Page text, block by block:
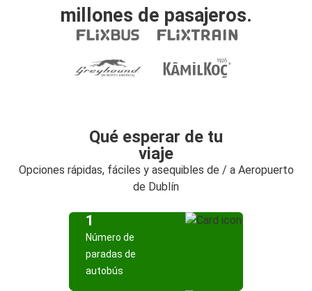
millones de pasajeros.
Qué esperar de tu
viaje
Opciones rápidas, fáciles y asequibles de / a Aeropuerto
de Dublín
1
Número de
paradas de
autobús